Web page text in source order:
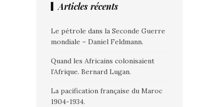
Articles récents
Le pétrole dans la Seconde Guerre
mondiale – Daniel Feldmann.
Quand les Africains colonisaient
l’Afrique. Bernard Lugan.
La pacification française du Maroc
1904-1934.